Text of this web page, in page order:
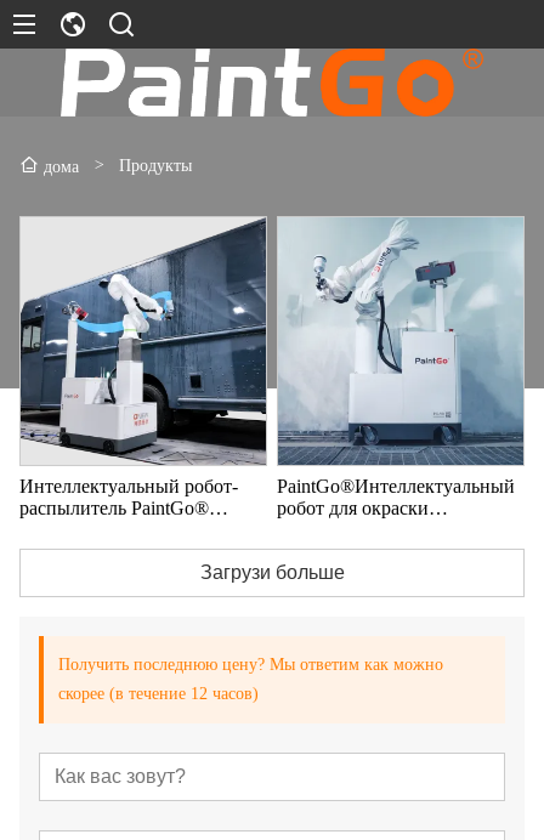
дома > Продукты
Интеллектуальный робот-
распылитель PaintGo®
PaintGo®Интеллектуальный
робот для окраски
Загрузи больше
Получить последнюю цену? Мы ответим как можно
скорее (в течение 12 часов)